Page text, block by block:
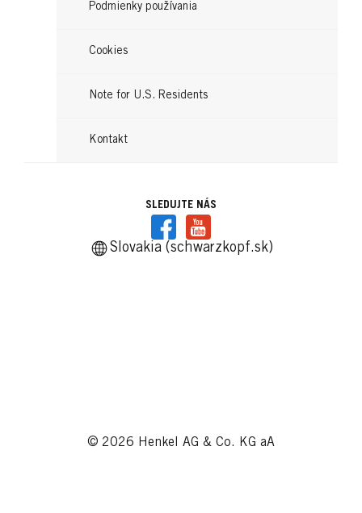
TAFT
Taft Aloe Boost texturizačný
...
Podmienky používania
Cookies
Note for U.S. Residents
Kontakt
SLEDUJTE NÁS
Slovakia (schwarzkopf.sk)
© 2026 Henkel AG & Co. KG aA